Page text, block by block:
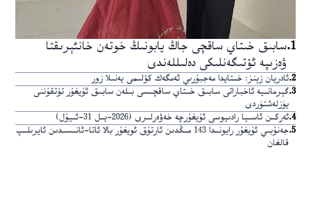
1
.سابىق خىتاي ساقچى جاڭ يابونىڭ خوتەن خانئېرىقتا
ۋەزىپە ئۆتىگەنلىكى دەلىللەندى
2
.ئادريان زېنز: خىتايدا مەجبۇرىي ئەمگەك كۆلىمى يەنىلا زور
3
.گېرمانىيە ئاخباراتى سابىق خىتاي ساقچىسى بىلەن سابىق ئۇيغۇر تۇتقۇننى
يۈزلەشتۈردى
4
.ئەركىن ئاسىيا رادىيوسى ئۇيغۇرچە خەۋەرلىرى (2026-يىل 31-ئىيۇل)
5
.
جەنۇبىي ئۇيغۇر رايونىدا 143 مىڭدىن ئارتۇق ئويغۇر بالا ئاتا-ئانىسىدىن ئايرىلىپ
قالغان